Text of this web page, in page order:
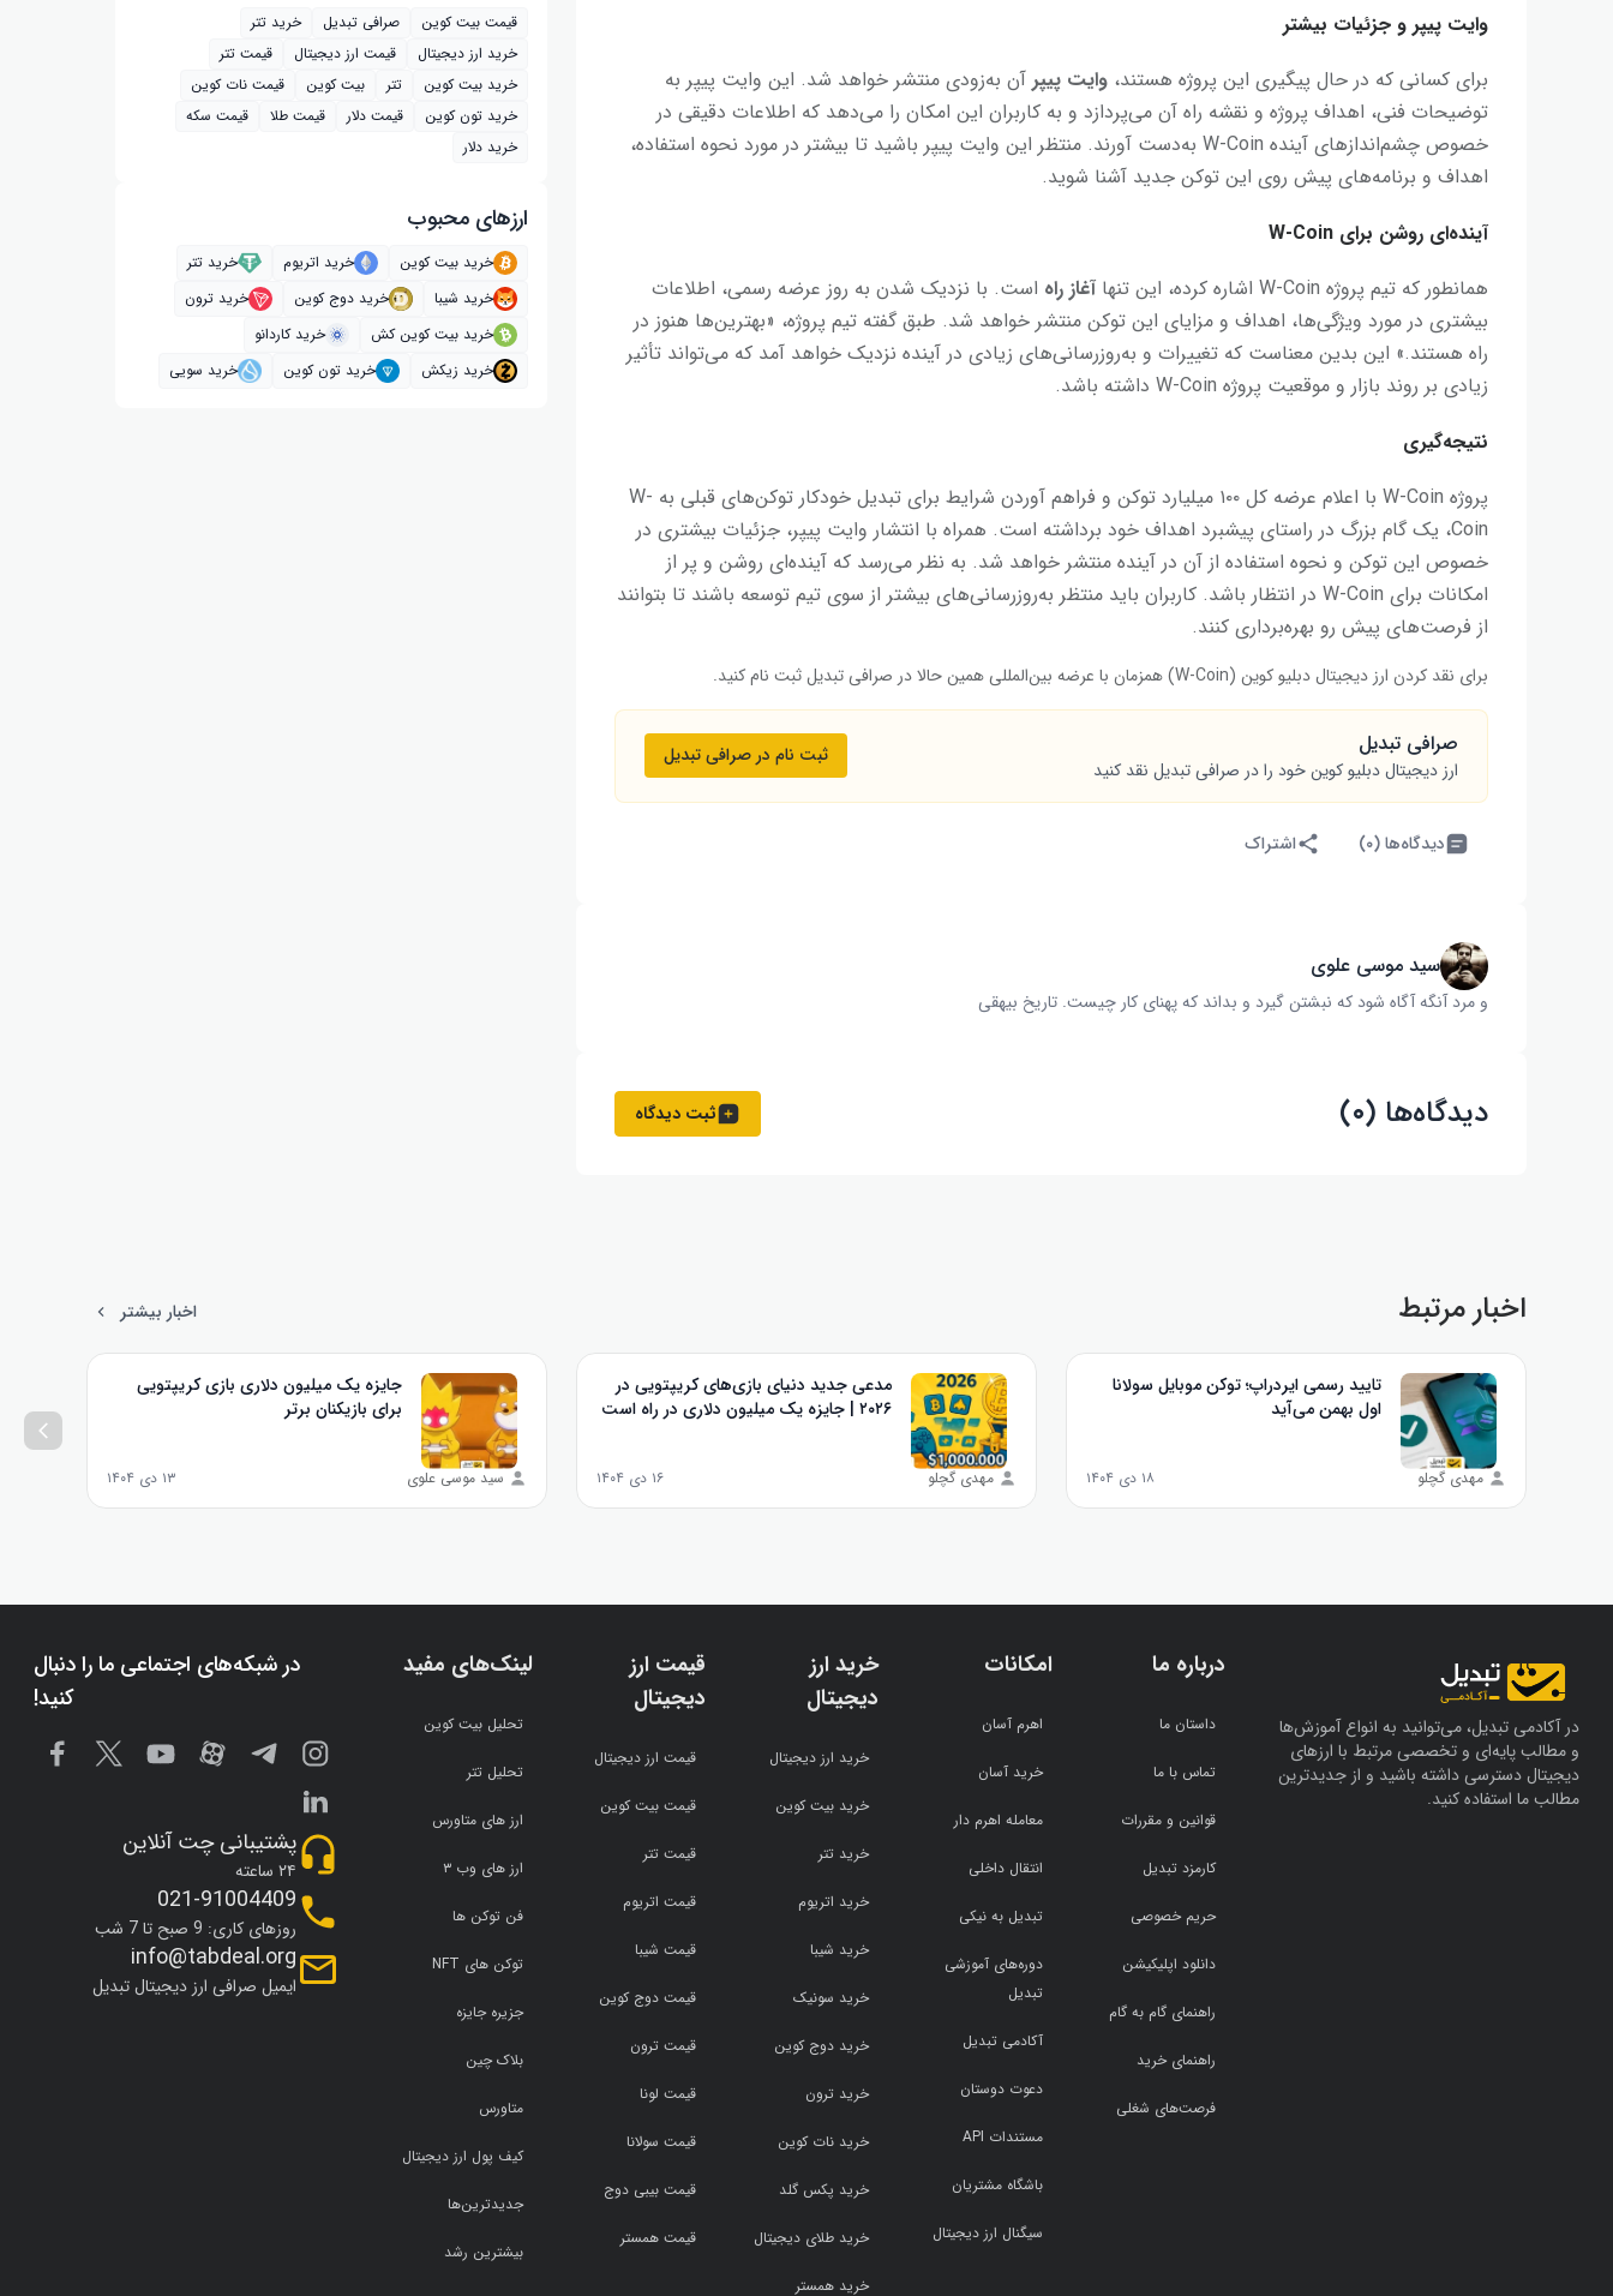
وایت پیپر و جزئیات بیشتر
برای کسانی که در حال پیگیری این پروژه هستند، وایت پیپر آن به‌زودی منتشر خواهد شد. این وایت پیپر به
توضیحات فنی، اهداف پروژه و نقشه راه آن می‌پردازد و به کاربران این امکان را می‌دهد که اطلاعات دقیقی در
خصوص چشم‌اندازهای آینده W-Coin به‌دست آورند. منتظر این وایت پیپر باشید تا بیشتر در مورد نحوه استفاده،
اهداف و برنامه‌های پیش روی این توکن جدید آشنا شوید.
آینده‌ای روشن برای W-Coin
همانطور که تیم پروژه W-Coin اشاره کرده، این تنها
آغاز راه است. با نزدیک شدن به روز عرضه رسمی، اطلاعات
بیشتری در مورد ویژگی‌ها، اهداف و مزایای این توکن منتشر خواهد شد. طبق گفته تیم پروژه، «بهترین‌ها هنوز در
راه هستند.» این بدین معناست که تغییرات و به‌روزرسانی‌های زیادی در آینده نزدیک خواهد آمد که می‌تواند تأثیر
زیادی بر روند بازار و موقعیت پروژه W-Coin داشته باشد.
نتیجه‌گیری
پروژه W-Coin با اعلام عرضه کل ۱۰۰ میلیارد توکن و فراهم آوردن شرایط برای تبدیل خودکار توکن‌های قبلی به W-
Coin، یک گام بزرگ در راستای پیشبرد اهداف خود برداشته است. همراه با انتشار وایت پیپر، جزئیات بیشتری در
خصوص این توکن و نحوه استفاده از آن در آینده منتشر خواهد شد. به نظر می‌رسد که آینده‌ای روشن و پر از
امکانات برای W-Coin در انتظار باشد. کاربران باید منتظر به‌روزرسانی‌های بیشتر از سوی تیم توسعه باشند تا بتوانند
از فرصت‌های پیش رو بهره‌برداری کنند.
برای نقد کردن ارز دیجیتال دبلیو کوین (W-Coin) همزمان با عرضه بین‌المللی همین حالا در صرافی تبدیل ثبت نام کنید.
صرافی تبدیل
ارز دیجیتال دبلیو کوین خود را در صرافی تبدیل نقد کنید
ثبت نام در صرافی تبدیل
دیدگاه‌ها (۰) اشتراک
سید موسی علوی
و مرد آنگه آگاه شود که نبشتن گیرد و بداند که پهنای کار چیست‌. تاریخ بیهقی
دیدگاه‌ها (۰) ثبت دیدگاه
قیمت بیت کوین صرافی تبدیل
خرید تتر
خرید ارز دیجیتال
قیمت ارز دیجیتال
قیمت تتر
خرید بیت‌ کوین
تتر بیت کوین
قیمت نات کوین
خرید تون کوین
قیمت دلار قیمت طلا
قیمت سکه
خرید دلار
ارز‌های محبوب
خرید بیت کوین خرید اتریوم
خرید تتر
خرید شیبا
خرید دوج کوین
خرید ترون
خرید بیت کوین کش
خرید کاردانو
خرید زیکش
خرید تون کوین خرید سویی
اخبار مرتبط اخبار بیشتر
تایید رسمی ایردراپ؛ توکن موبایل سولانا
اول بهمن می‌آید
مهدی گچلو ۱۸ دی ۱۴۰۴
مدعی جدید دنیای بازی‌های کریپتویی در
۲۰۲۶ | جایزه یک میلیون دلاری در راه است
مهدی گچلو ۱۶ دی ۱۴۰۴
جایزه یک میلیون دلاری بازی کریپتویی
برای بازیکنان برتر
سید موسی علوی ۱۳ دی ۱۴۰۴
در آکادمی تبدیل، می‌توانید به انواع آموزش‌ها
و مطالب پایه‌ای و تخصصی مرتبط با ارزهای
دیجیتال دسترسی داشته باشید و از جدیدترین
مطالب ما استفاده کنید.
درباره ما
داستان ما
تماس با ما
قوانین و مقررات
کارمزد تبدیل
حریم خصوصی
دانلود اپلیکیشن
راهنمای گام به گام
راهنمای خرید
فرصت‌های شغلی
امکانات
اهرم آسان
خرید آسان
معامله اهرم دار
انتقال داخلی
تبدیل به نیکی
دوره‌های آموزشی
تبدیل
آکادمی تبدیل
دعوت دوستان
مستندات API
باشگاه مشتریان
سیگنال ارز دیجیتال
خرید ارز
دیجیتال
خرید ارز دیجیتال
خرید بیت کوین
خرید تتر
خرید اتریوم
خرید شیبا
خرید سونیک
خرید دوج کوین
خرید ترون
خرید نات کوین
خرید پکس گلد
خرید طلای دیجیتال
خرید همستر
قیمت ارز
دیجیتال
قیمت ارز دیجیتال
قیمت بیت کوین
قیمت تتر
قیمت اتریوم
قیمت شیبا
قیمت دوج کوین
قیمت ترون
قیمت لونا
قیمت سولانا
قیمت بیبی دوج
قیمت همستر
لینک‌های مفید
تحلیل بیت کوین
تحلیل تتر
ارز های متاورس
ارز های وب ۳
فن توکن ها
توکن های NFT
جزیره جایزه
بلاک چین
متاورس
کیف پول ارز دیجیتال
جدیدترین‌ها
بیشترین رشد
در شبکه‌های اجتماعی ما را دنبال
کنید!
پشتیبانی چت آنلاین
۲۴ ساعته
021-91004409
روزهای کاری: 9 صبح تا 7 شب
info@tabdeal.org
ایمیل صرافی ارز دیجیتال تبدیل